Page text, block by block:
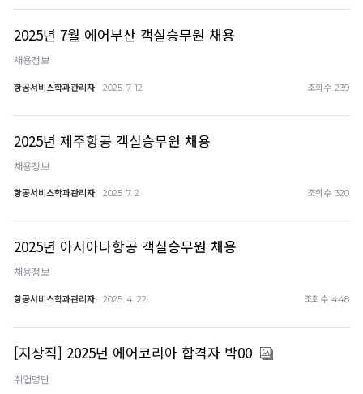
2025년 7월 에어부산 객실승무원 채용
채용정보
항공서비스학과관리자 2025. 7. 12 조회수 239
2025년 제주항공 객실승무원 채용
채용정보
항공서비스학과관리자 2025. 7. 2 조회수 320
2025년 아시아나항공 객실승무원 채용
채용정보
항공서비스학과관리자 2025. 4. 22 조회수 448
[지상직] 2025년 에어코리아 합격자 박00
취업명단